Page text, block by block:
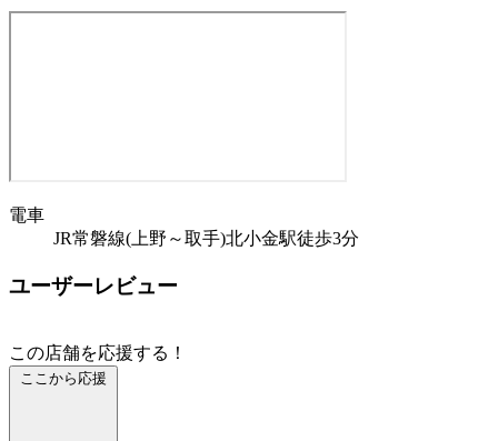
電車
JR常磐線(上野～取手)北小金駅徒歩3分
ユーザーレビュー
この店舗を応援する！
ここから応援